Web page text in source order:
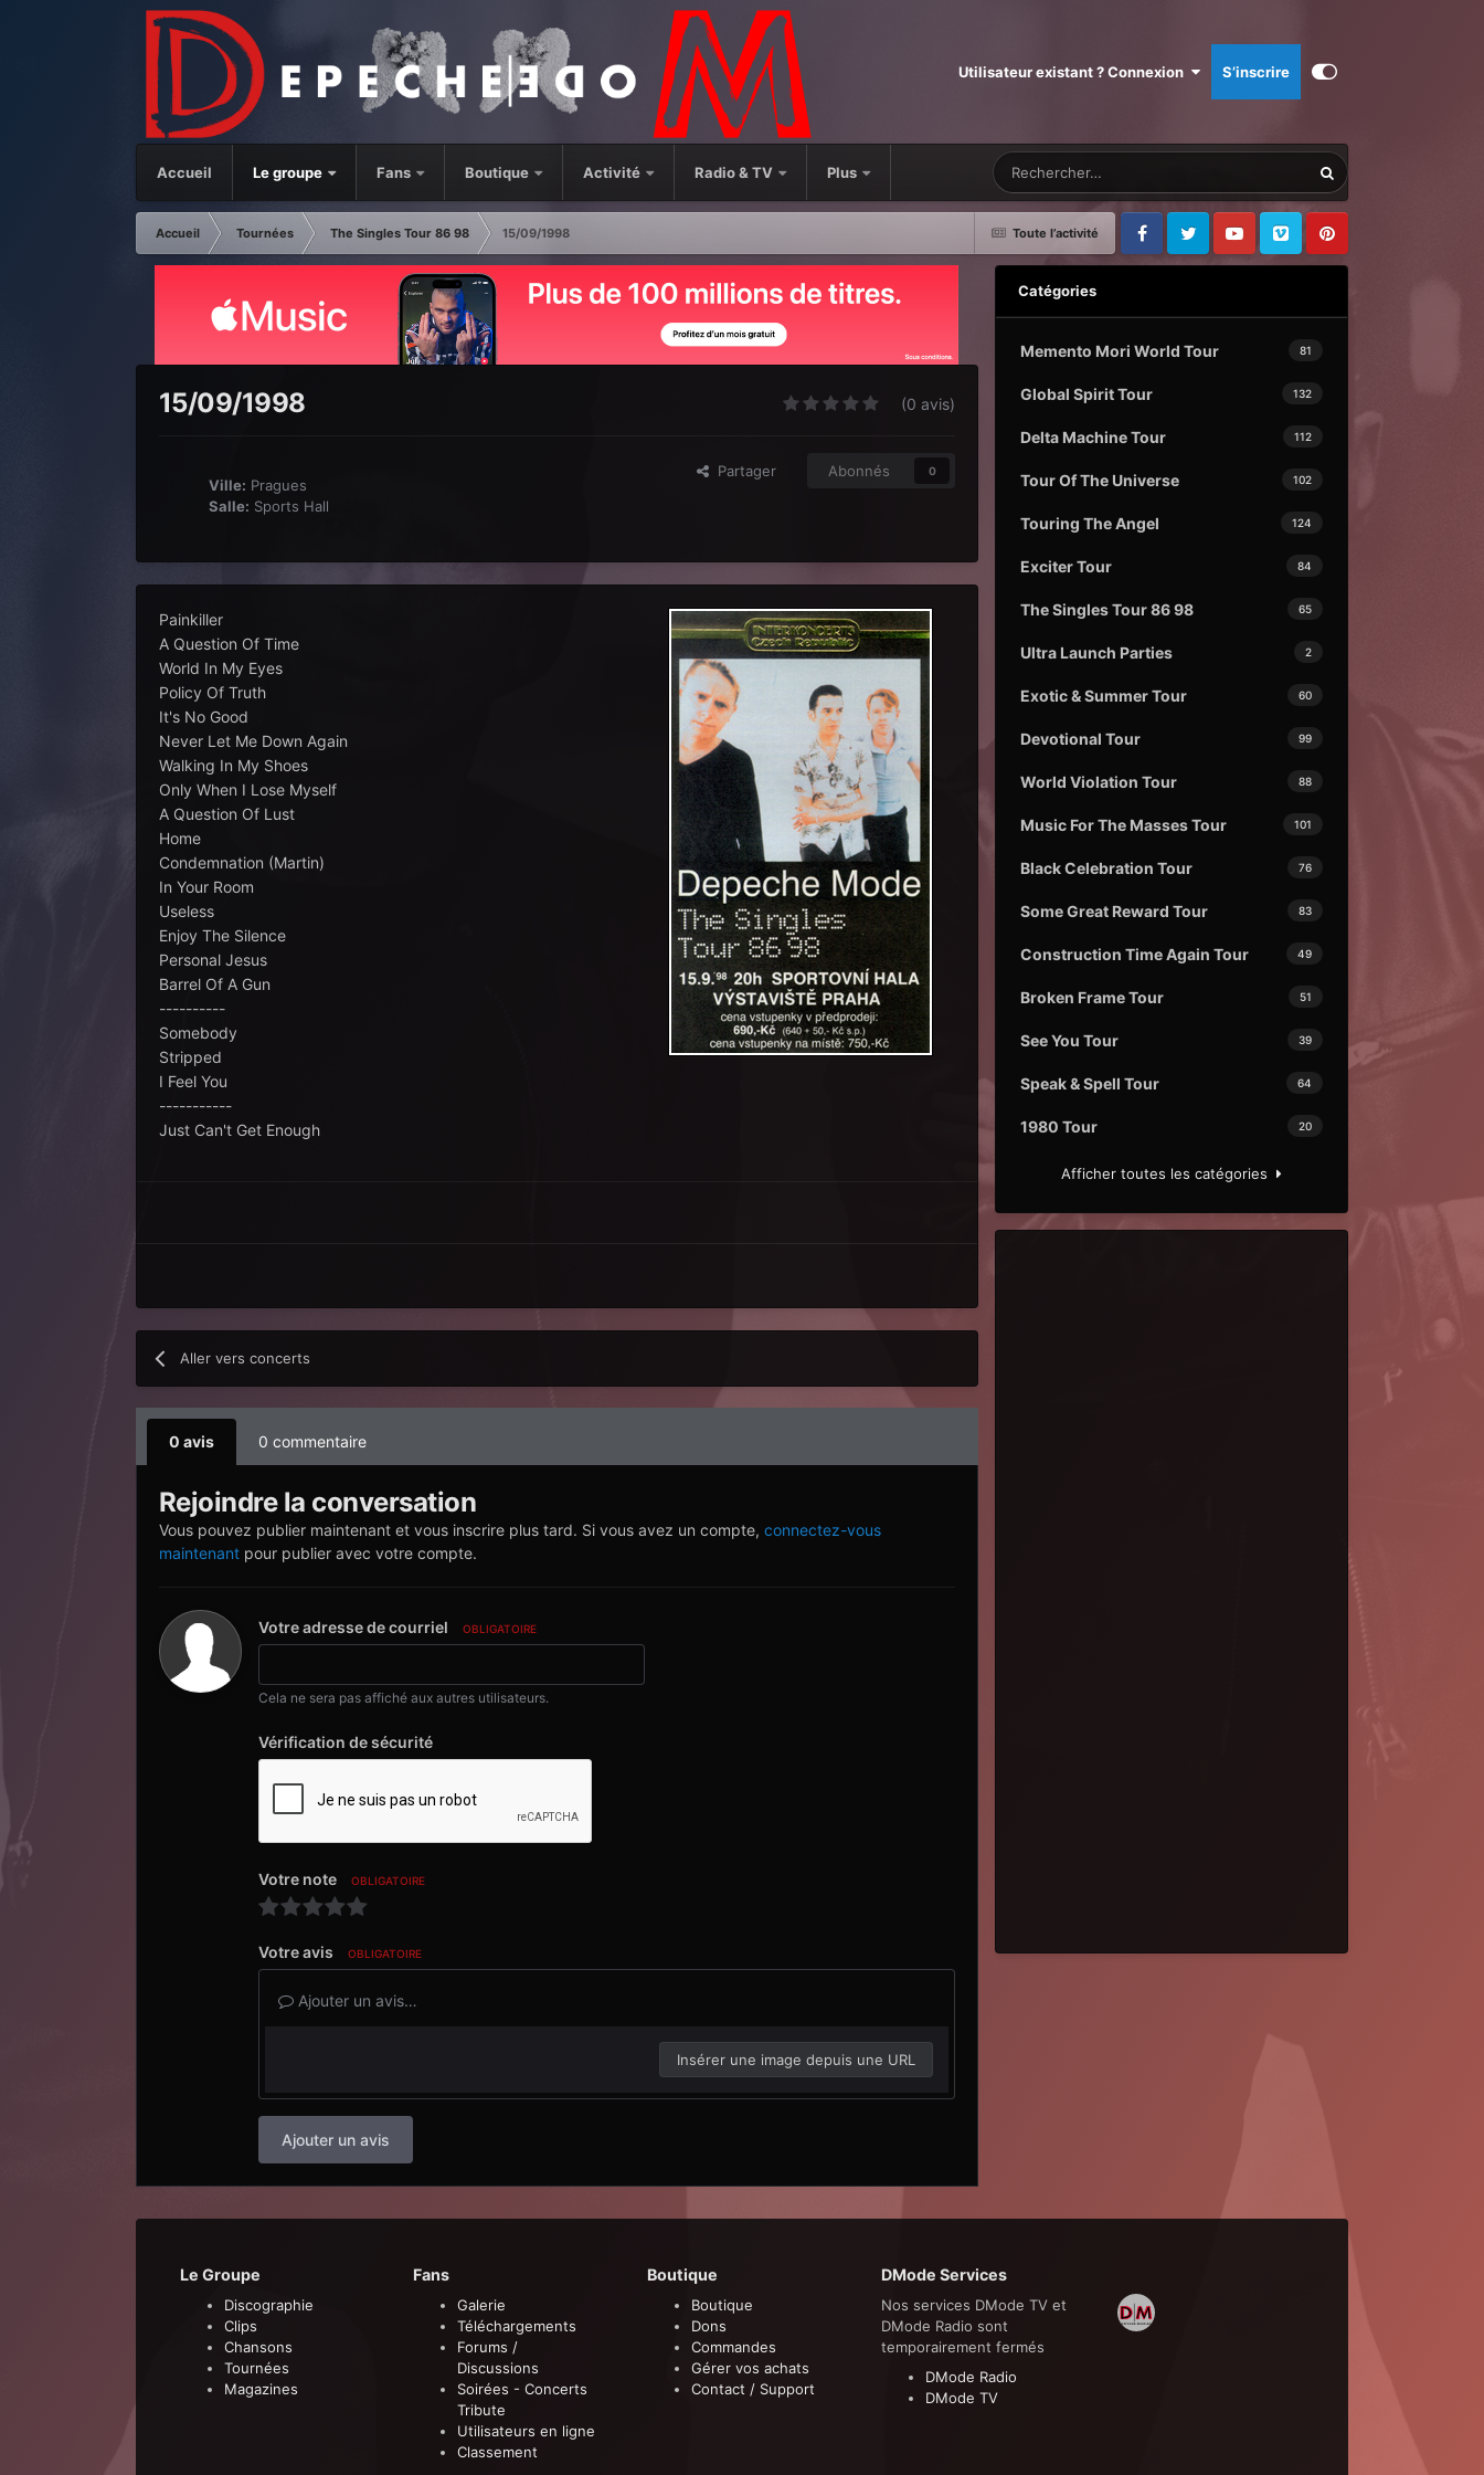
Utilisateur existant ? Connexion S’inscrire
Accueil Le groupe Fans Boutique Activité Radio & TV Plus
Toute l’activité
Accueil Tournées The Singles Tour 86 98
15/09/1998
FacebookTwitter Youtube Vimeo Pinterest
15/09/1998 (0 avis)
Ville: Pragues
Salle: Sports Hall
Partager Abonnés 0
Painkiller
A Question Of Time
World In My Eyes
Policy Of Truth
It's No Good
Never Let Me Down Again
Walking In My Shoes
Only When I Lose Myself
A Question Of Lust
Home
Condemnation (Martin)
In Your Room
Useless
Enjoy The Silence
Personal Jesus
Barrel Of A Gun
----------
Somebody
Stripped
I Feel You
-----------
Just Can't Get Enough
Aller vers concerts
0 avis 0 commentaire
Rejoindre la conversation
Vous pouvez publier maintenant et vous inscrire plus tard. Si vous avez un compte, connectez-vous
maintenantpour publier avec votre compte.
Votre adresse de courriel OBLIGATOIRE
Cela ne sera pas affiché aux autres utilisateurs.
Vérification de sécurité
Votre note OBLIGATOIRE
Votre avis OBLIGATOIRE
Ajouter un avis…
Insérer une image depuis une URL
Ajouter un avis
Catégories
81
Memento Mori World Tour
132
Global Spirit Tour
112
Delta Machine Tour
102
Tour Of The Universe
124
Touring The Angel
84
Exciter Tour
65
The Singles Tour 86 98
2
Ultra Launch Parties
60
Exotic & Summer Tour
99
Devotional Tour
88
World Violation Tour
101
Music For The Masses Tour
76
Black Celebration Tour
83
Some Great Reward Tour
49
Construction Time Again Tour
51
Broken Frame Tour
39
See You Tour
64
Speak & Spell Tour
20
1980 Tour
Afficher toutes les catégories
Le Groupe
Discographie
Clips
Chansons
Tournées
Magazines
Fans
Galerie
Téléchargements
Forums /
Discussions
Soirées - Concerts
Tribute
Utilisateurs en ligne
Classement
Boutique
Boutique
Dons
Commandes
Gérer vos achats
Contact / Support
DMode Services
Nos services DMode TV et
DMode Radio sont
temporairement fermés
DMode Radio
DMode TV